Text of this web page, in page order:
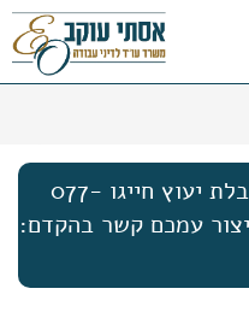
עובד בכיר / מעסיק ? לקבלת יעוץ חייגו 077-